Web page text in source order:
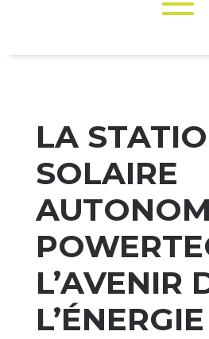
LA
SOLAIRE
L’AVENIR
L’ÉNERGIE